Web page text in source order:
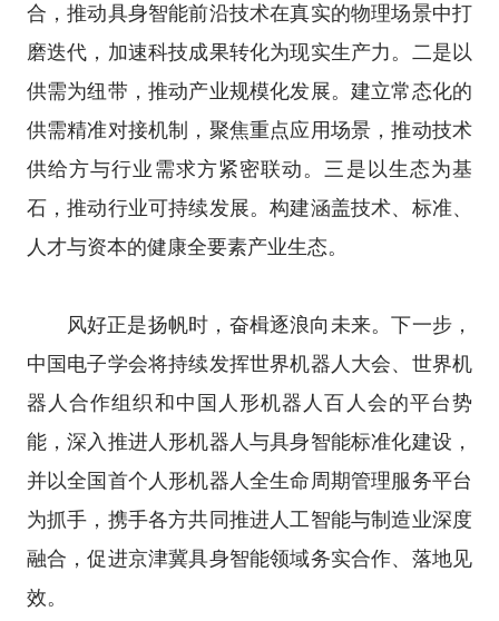
合，推动具身智能前沿技术在真实的物理场景中打
磨迭代，加速科技成果转化为现实生产力。二是以
供需为纽带，推动产业规模化发展。建立常态化的
供需精准对接机制，聚焦重点应用场景，推动技术
供给方与行业需求方紧密联动。三是以生态为基
石，推动行业可持续发展。构建涵盖技术、标准、
人才与资本的健康全要素产业生态。
风好正是扬帆时，奋楫逐浪向未来。下一步，
中国电子学会将持续发挥世界机器人大会、世界机
器人合作组织和中国人形机器人百人会的平台势
能，深入推进人形机器人与具身智能标准化建设，
并以全国首个人形机器人全生命周期管理服务平台
为抓手，携手各方共同推进人工智能与制造业深度
融合，促进京津冀具身智能领域务实合作、落地见
效。